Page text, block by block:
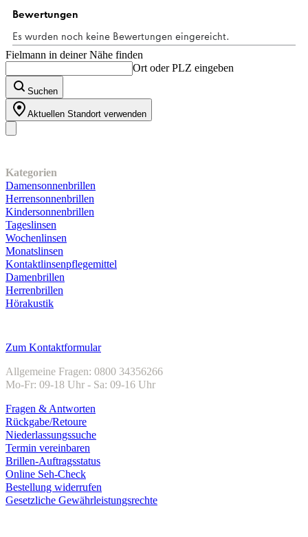
Bewertung
Fielmann in deiner Nähe finden
Ort oder PLZ eingeben
Suchen
Aktuellen Standort verwenden
Kategorien
Damensonnenbrillen
Herrensonnenbrillen
Kindersonnenbrillen
Tageslinsen
Wochenlinsen
Monatslinsen
Kontaktlinsenpflegemittel
Damenbrillen
Herrenbrillen
Hörakustik
Zum Kontaktformular
Allgemeine Fragen: 0800 34356266
Mo-Fr: 09-18 Uhr - Sa: 09-16 Uhr
Fragen & Antworten
Rückgabe/Retoure
Niederlassungssuche
Termin vereinbaren
Brillen-Auftragsstatus
Online Seh-Check
Bestellung widerrufen
Gesetzliche Gewährleistungsrechte